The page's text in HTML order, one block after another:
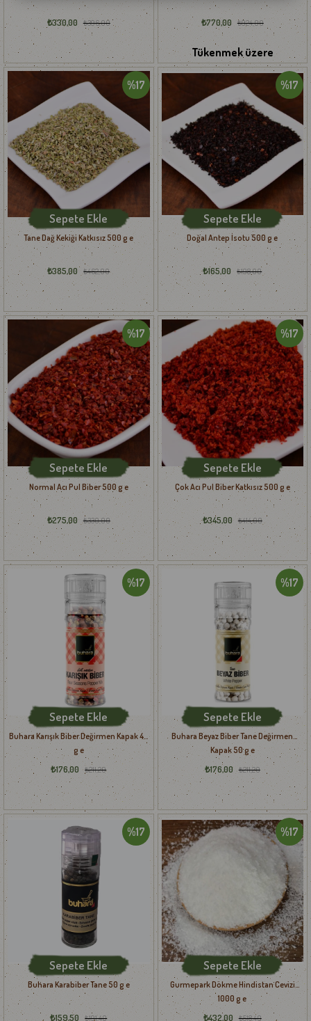
₺330,00 ₺396,00 ₺770,00 ₺924,00
Tükenmek üzere
Tane Dağ Kekiği Katkısız 500 g e
₺385,00 ₺462,00
Sepete Ekle
%17
Doğal Antep İsotu 500 g e
₺165,00 ₺198,00
Sepete Ekle
%17
Normal Acı Pul Biber 500 g e
₺275,00 ₺330,00
Sepete Ekle
%17
Çok Acı Pul Biber Katkısız 500 g e
₺345,00 ₺414,00
Sepete Ekle
%17
Buhara Karışık Biber Değirmen Kapak 40
g e
₺176,00 ₺211,20
Sepete Ekle
%17
Buhara Beyaz Biber Tane Değirmen
Kapak 50 g e
₺176,00 ₺211,20
Sepete Ekle
%17
Buhara Karabiber Tane 50 g e
₺159,50 ₺191,40
Sepete Ekle
%17
Gurmepark Dökme Hindistan Cevizi
1000 g e
₺432,00 ₺518,40
Sepete Ekle
%17